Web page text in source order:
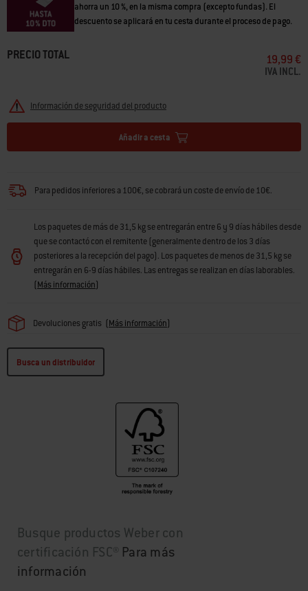
ahorra un 10 %, en la misma compra (excepto fundas). El
descuento se aplicará en tu cesta durante el proceso de pago.
PRECIO TOTAL 19,99 €
IVA INCL.
Información de seguridad del producto
Añadir a cesta
Para pedidos inferiores a 100€, se cobrará un coste de envío de 10€.
Los paquetes de más de 31,5 kg se entregarán entre 6 y 9 días hábiles desde
que se contactó con el remitente (generalmente dentro de los 3 días
posteriores a la recepción del pago). Los paquetes de menos de 31,5 kg se
entregarán en 6-9 días hábiles. Las entregas se realizan en días laborables.
(Más información)
Devoluciones gratis (Más información)
Busca un distribuidor
Busque productos Weber con
certificación FSC® Para más
información